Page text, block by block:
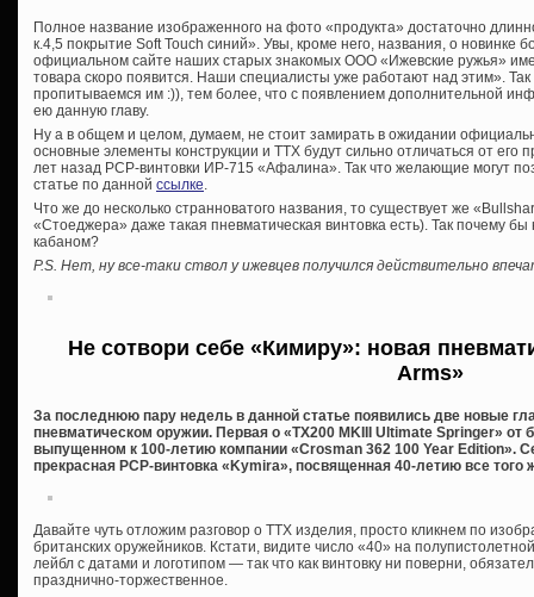
Полное название изображенного на фото «продукта» достаточно
к.4,5 покрытие Soft Touch синий». Увы, кроме него, названия, о новинке
официальном сайте наших старых знакомых ООО «Ижевские ружья»
товара скоро появится. Наши специалисты уже работают над этим».
пропитываемся им :)), тем более, что с появлением дополнительной
ею данную главу.
Ну а в общем и целом, думаем, не стоит замирать в ожидании
основные элементы конструкции и ТТХ будут сильно отличаться от
лет назад PCP-винтовки ИР-715 «Афалина». Так что желающие могут
статье по данной ссылке.
Что же до несколько странноватого названия, то существует же
«Стоеджера» даже такая пневматическая винтовка есть). Так почему
кабаном?
P.S. Нет, ну все-таки ствол у ижевцев получился действительно
Не сотвори себе «Кимиру»: новая
Arms»
За последнюю пару недель в данной статье появились две новые
пневматическом оружии. Первая о «TX200 MKIII Ultimate Springer» от
выпущенном к 100-летию компании «Crosman 362 100 Year Edition».
прекрасная PCP-винтовка «Kymira», посвященная 40-летию все того
Давайте чуть отложим разговор о ТТХ изделия, просто кликнем по
британских оружейников. Кстати, видите число «40» на
лейбл с датами и логотипом — так что как винтовку ни поверни,
празднично-торжественное.